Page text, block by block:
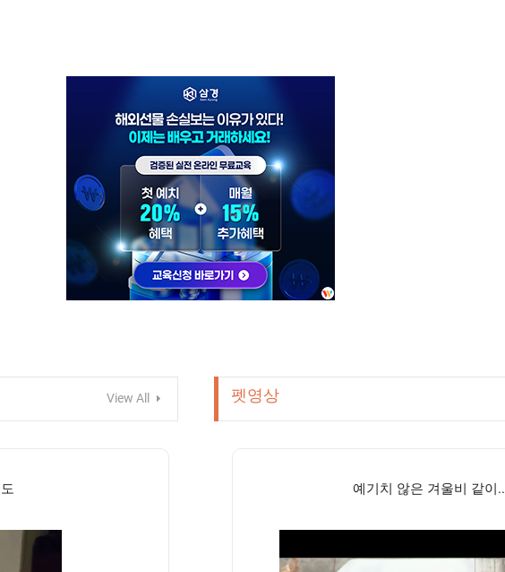
View All 펫영상
예기치 않은 겨울비 같이..